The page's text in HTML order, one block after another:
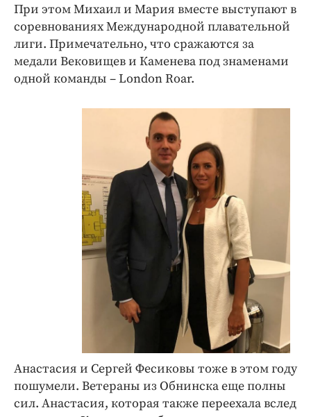
При этом Михаил и Мария вместе выступают в
соревнованиях Международной плавательной
лиги. Примечательно, что сражаются за
медали Вековищев и Каменева под знаменами
одной команды – London Roar.
Анастасия и Сергей Фесиковы тоже в этом году
пошумели. Ветераны из Обнинска еще полны
сил. Анастасия, которая также переехала вслед